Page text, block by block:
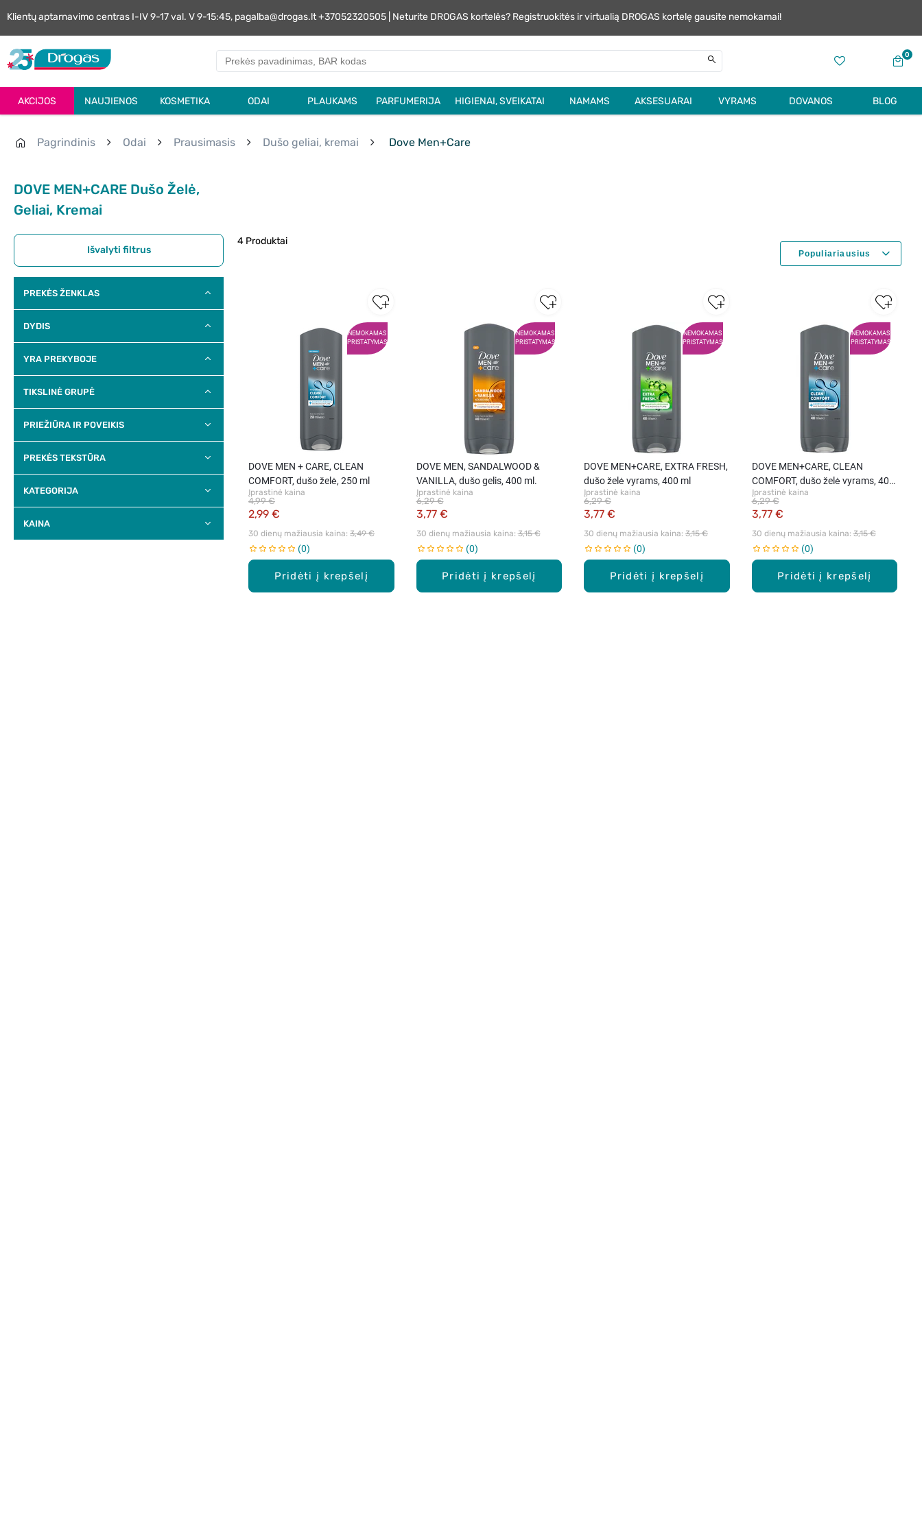
Klientų aptarnavimo centras I-IV 9-17 val. V 9-15:45, pagalba@drogas.lt +37052320505 | Neturite DROGAS kortelės? Registruokitės ir virtualią DROGAS kortelę gausite nemokamai!
0
AKCIJOS NAUJIENOS KOSMETIKA ODAI PLAUKAMS PARFUMERIJA HIGIENAI, SVEIKATAI NAMAMS AKSESUARAI VYRAMS DOVANOS BLOG
Pagrindinis Odai Prausimasis Dušo geliai, kremai Dove Men+Care
DOVE MEN+CARE Dušo Želė,
Geliai, Kremai
Išvalyti filtrus
PREKĖS ŽENKLAS
DYDIS
YRA PREKYBOJE
TIKSLINĖ GRUPĖ
PRIEŽIŪRA IR POVEIKIS
PREKĖS TEKSTŪRA
KATEGORIJA
KAINA
4 Produktai
NEMOKAMAS
PRISTATYMAS
Pridėti į krepšelį
DOVE MEN + CARE, CLEAN
COMFORT, dušo želė, 250 ml
Įprastinė kaina
2,99 €
4,99 €
30 dienų mažiausia kaina: 3,49 €
0
NEMOKAMAS
PRISTATYMAS
Pridėti į krepšelį
DOVE MEN, SANDALWOOD &
VANILLA, dušo gelis, 400 ml.
Įprastinė kaina
3,77 €
6,29 €
30 dienų mažiausia kaina: 3,15 €
0
NEMOKAMAS
PRISTATYMAS
Pridėti į krepšelį
DOVE MEN+CARE, EXTRA FRESH,
dušo želė vyrams, 400 ml
Įprastinė kaina
3,77 €
6,29 €
30 dienų mažiausia kaina: 3,15 €
0
NEMOKAMAS
PRISTATYMAS
Pridėti į krepšelį
DOVE MEN+CARE, CLEAN
COMFORT, dušo želė vyrams, 400
ml
Įprastinė kaina
3,77 €
6,29 €
30 dienų mažiausia kaina: 3,15 €
0